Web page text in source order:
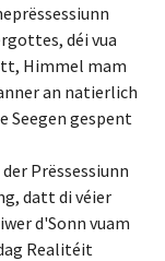
déi vua
Himmel mam
an natierlich
Seegen gespent
Prëssessiunn
datt di véier
d'Sonn vuam
Realitéit